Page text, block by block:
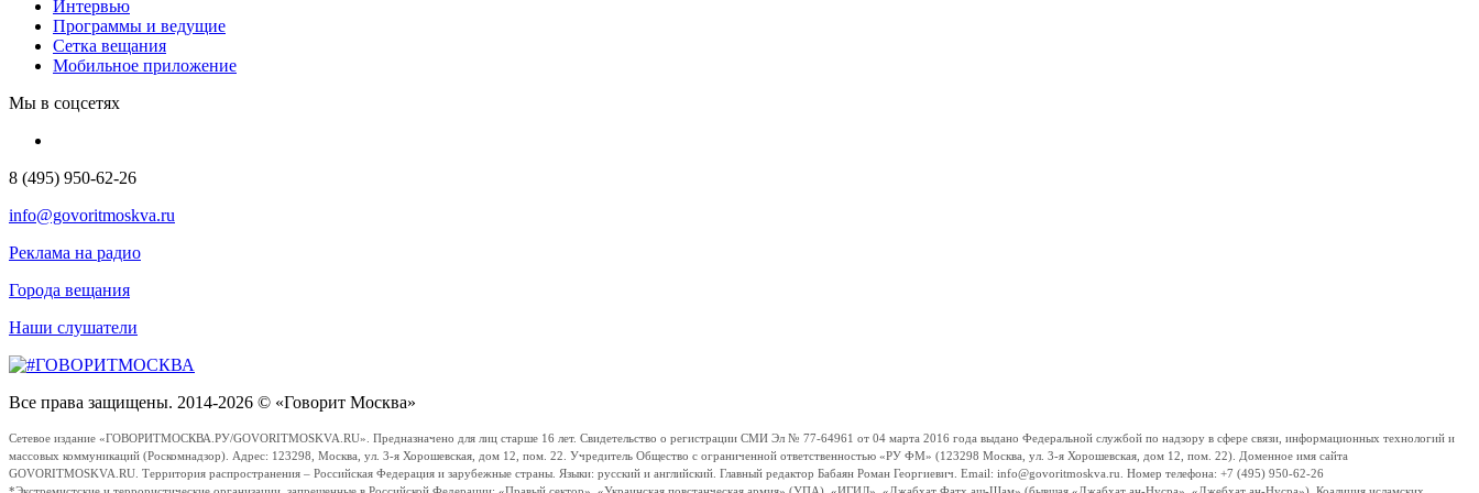
Интервью
Программы и ведущие
Сетка вещания
Мобильное приложение
Мы в соцсетях
8 (495) 950-62-26
info@govoritmoskva.ru
Реклама на радио
Города вещания
Наши слушатели
Все права защищены. 2014-2026 © «Говорит Москва»
Сетевое издание «ГОВОРИТМОСКВА.РУ/GOVORITMOSKVA.RU». Предназначено для лиц старше 16 лет. Свидетельство о регистрации СМИ Эл № 77-64961 от 04 марта 2016 года выдано Федеральной службой по надзору в сфере связи, информационных технологий и
массовых коммуникаций (Роскомнадзор). Адрес: 123298, Москва, ул. 3-я Хорошевская, дом 12, пом. 22. Учредитель Общество с ограниченной ответственностью «РУ ФМ» (123298 Москва, ул. 3-я Хорошевская, дом 12, пом. 22). Доменное имя сайта
GOVORITMOSKVA.RU. Территория распространения – Российская Федерация и зарубежные страны. Языки: русский и английский. Главный редактор Бабаян Роман Георгиевич. Email: info@govoritmoskva.ru. Номер телефона: +7 (495) 950-62-26